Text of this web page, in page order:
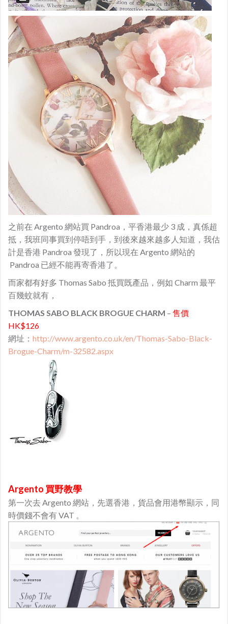
之前在 Argento 網站買 Pandroa，平香港最少 3 成，真係超
抵，我班同事買到停唔到手，到後來越來越多人知道，我估
計是香港 Pandroa 發現了，所以現在 Argento 網站的
Pandroa 已經不能再寄香港了。
而家都有好多 Thomas Sabo 抵買既產品，例如 Charm 最平
百幾蚊就有，
THOMAS SABO BLACK BROGUE CHARM – 售價
HK$126
網址： http://www.argento.co.uk/en/Thomas-Sabo-Black-
Brogue-Charm/m-32582.aspx
Argento 買野教學
第一次去 Argento 網站，先選香港，貨品會用港幣顯示，同
時價錢不會有 VAT 。